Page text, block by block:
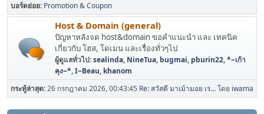
บอร์ดย่อย Promotion & Coupon
Host & Domain (general)
ปัญหาหลังจด host&domain ขอคำแนะนำ และ เทคนิค
เกี่ยวกับ โฮส, โดเมน และเรื่องทั่วๆไป
ผู้ดูแลทั่วไป:sealinda, NineTua, bugmai, pburin22,*~เก้า
คุง~*,I~Beau, khanom
กระทู้ล่าสุด:26 กรกฎาคม 2026, 00:43:45 Re: สวัสดี มาเม้ามอย เร...โดย iwama